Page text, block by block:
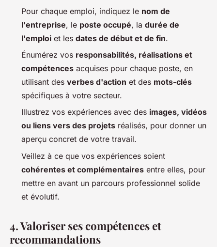
Pour chaque emploi, indiquez le nom de
l'entreprise, le poste occupé, la durée de
l'emploi et les dates de début et de fin.
Énumérez vos responsabilités, réalisations et
compétences acquises pour chaque poste, en
utilisant des verbes d'action et des mots-clés
spécifiques à votre secteur.
Illustrez vos expériences avec des images, vidéos
ou liens vers des projets réalisés, pour donner un
aperçu concret de votre travail.
Veillez à ce que vos expériences soient
cohérentes et complémentaires entre elles, pour
mettre en avant un parcours professionnel solide
et évolutif.
4. Valoriser ses compétences et
recommandations